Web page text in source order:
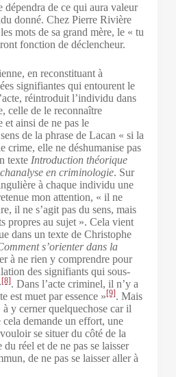
dépendra de ce qui aura valeur
donné. Chez Pierre Rivière
mots de sa grand mère, le « tu
fonction de déclencheur.
en reconstituant à
signifiantes qui entourent le
réintroduit l’individu dans
celle de le reconnaître
et ainsi de ne pas le
de la phrase de Lacan « si la
crime, elle ne déshumanise pas
texte Introduction théorique
en criminologie. Sur
à chaque individu une
mon attention, « il ne
il ne s’agit pas du sens, mais
propres au sujet ». Cela vient
dans un texte de Christophe
s’orienter dans la
à ne rien y comprendre pour
des signifiants qui sous-
[8]. Dans l’acte criminel, il n’y a
est muet par essence »[9]. Mais
y cerner quelquechose car il
demande un effort, une
se situer du côté de la
réel et de ne pas se laisser
de ne pas se laisser aller à